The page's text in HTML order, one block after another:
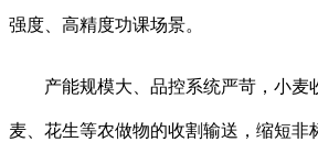
强度、高精度功课场景。
产能规模大、品控系统严苛，小麦
麦、花生等农做物的收割输送，缩短非